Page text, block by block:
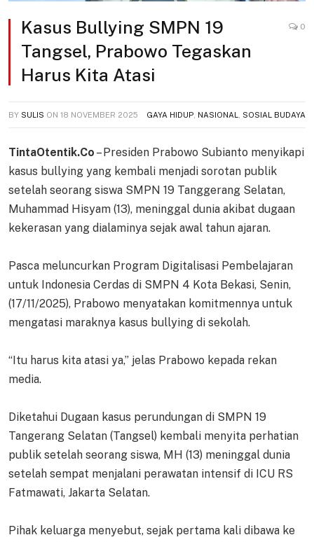
Kasus Bullying SMPN 19
Tangsel, Prabowo Tegaskan
Harus Kita Atasi
0
BY SULIS ON 18 NOVEMBER 2025 GAYA HIDUP NASIONAL SOSIAL BUDAYA
TintaOtentik.Co – Presiden Prabowo Subianto menyikapi
kasus bullying yang kembali menjadi sorotan publik
setelah seorang siswa SMPN 19 Tanggerang Selatan,
Muhammad Hisyam (13), meninggal dunia akibat dugaan
kekerasan yang dialaminya sejak awal tahun ajaran.
Pasca meluncurkan Program Digitalisasi Pembelajaran
untuk Indonesia Cerdas di SMPN 4 Kota Bekasi, Senin,
(17/11/2025), Prabowo menyatakan komitmennya untuk
mengatasi maraknya kasus bullying di sekolah.
“Itu harus kita atasi ya,” jelas Prabowo kepada rekan
media.
Diketahui Dugaan kasus perundungan di SMPN 19
Tangerang Selatan (Tangsel) kembali menyita perhatian
publik setelah seorang siswa, MH (13) meninggal dunia
setelah sempat menjalani perawatan intensif di ICU RS
Fatmawati, Jakarta Selatan.
Pihak keluarga menyebut, sejak pertama kali dibawa ke